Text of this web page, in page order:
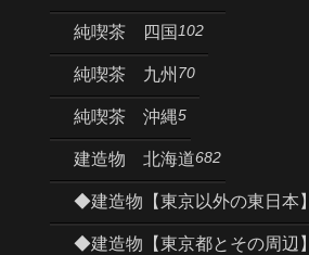
純喫茶 四国 102
純喫茶 九州 70
純喫茶 沖縄5
建造物 北海道682
◆建造物【東京以外の東日本】
◆建造物【東京都とその周辺】